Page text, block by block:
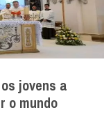
jovens a
o mundo